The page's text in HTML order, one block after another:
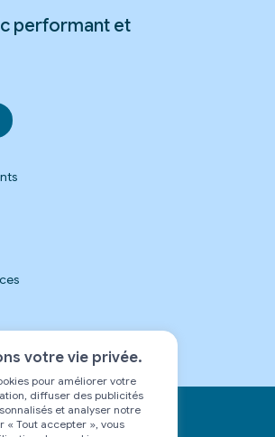
votre vie privée.
pour améliorer votre
diffuser des publicités
et analyser notre
« Tout accepter », vous
performant et